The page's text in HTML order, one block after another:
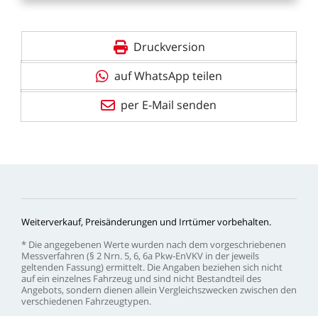
Druckversion
auf WhatsApp teilen
per E-Mail senden
Weiterverkauf, Preisänderungen und Irrtümervorbehalten.
* Dieangegebenen Wertewurden nach dem vorgeschriebenen
Messverfahren (§ 2 Nrn. 5, 6, 6a Pkw-EnVKV in der jeweils
geltenden Fassung)ermittelt. DieAngaben beziehen sich nicht
aufein einzelnes Fahrzeug und sind nicht Bestandteildes
Angebots, sondern dienen allein Vergleichszwecken zwischen den
verschiedenen Fahrzeugtypen.